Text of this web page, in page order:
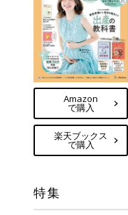
Amazon
で購入
楽天ブックス
で購入
特集